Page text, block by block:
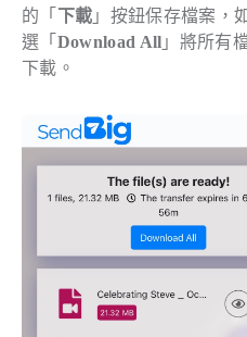
的「 下載 」按鈕保存檔案，
選「 Download All 」將所有
下載。